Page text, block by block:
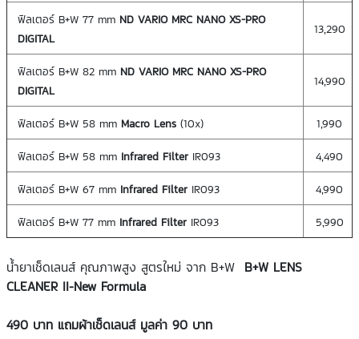
ฟิลเตอร์ B+W 77 mm ND VARIO MRC NANO XS-PRO
DIGITAL
13,290
ฟิลเตอร์ B+W 82 mm ND VARIO MRC NANO XS-PRO
DIGITAL
14,990
ฟิลเตอร์ B+W 58 mm Macro Lens(10x)
1,990
ฟิลเตอร์ B+W 58 mm Infrared FilterIR093
4,490
ฟิลเตอร์ B+W 67 mm Infrared FilterIR093
4,990
ฟิลเตอร์ B+W 77 mm Infrared FilterIR093 5,990
น้ำยาเช็ดเลนส์ คุณภาพสูง สูตรใหม่ จาก B+W B+W LENS
CLEANER II-New Formula
490 บาท แถมผ้าเช็ดเลนส์ มูลค่า 90 บาท